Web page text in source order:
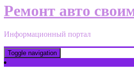
Ремонт авто
Информационный портал
Toggle navigation